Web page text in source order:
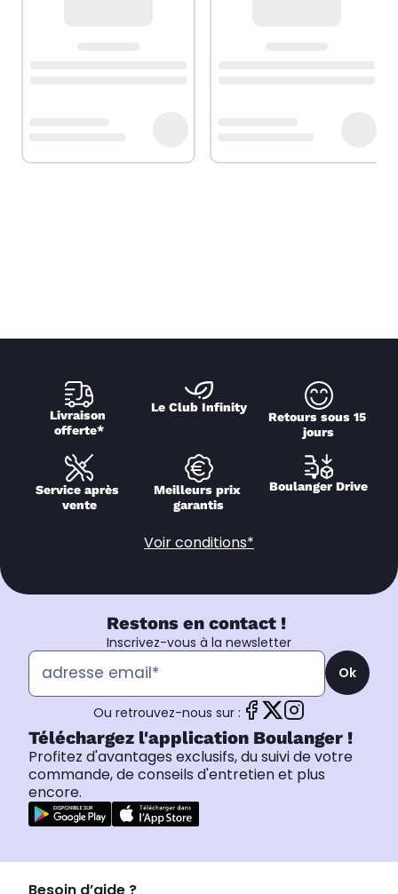
Livraison
offerte*
Le Club Infinity
Retours sous 15
jours
Service après
vente
Meilleurs prix
garantis
Boulanger Drive
Voir conditions*
Restons en contact !
Inscrivez-vous à la newsletter
Ok
Ou retrouvez-nous sur :
Téléchargez l'application Boulanger !
Profitez d'avantages exclusifs, du suivi de votre
commande, de conseils d'entretien et plus
encore.